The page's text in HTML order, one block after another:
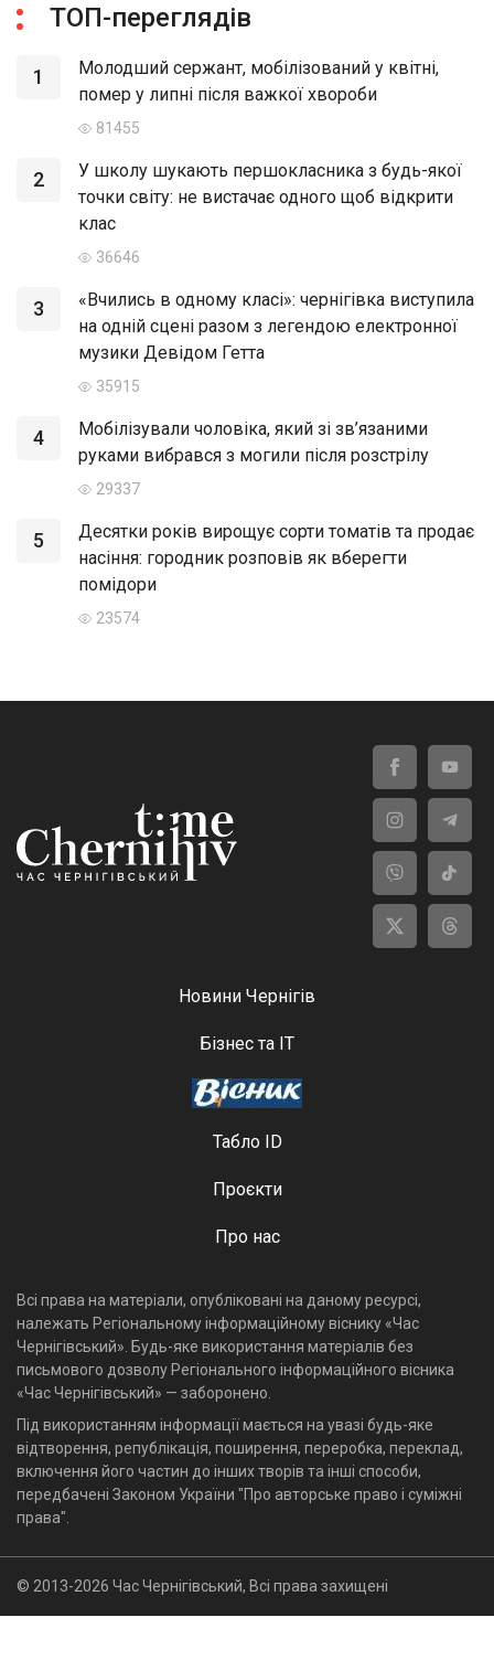
ТОП-переглядів
1
Молодший сержант, мобілізований у квітні,
помер у липні після важкої хвороби
81455
2
У школу шукають першокласника з будь-якої
точки світу: не вистачає одного щоб відкрити
клас
36646
3
«Вчились в одному класі»: чернігівка виступила
на одній сцені разом з легендою електронної
музики Девідом Гетта
35915
4
Мобілізували чоловіка, який зі зв’язаними
руками вибрався з могили після розстрілу
29337
5
Десятки років вирощує сорти томатів та продає
насіння: городник розповів як вберегти
помідори
23574
Новини Чернігів
Бізнес та ІТ
Табло ID
Проєкти
Про нас
Всі права на матеріали, опубліковані на даному ресурсі,
належать Регіональному інформаційному віснику «Час
Чернігівський». Будь-яке використання матеріалів без
письмового дозволу Регіонального інформаційного вісника
«Час Чернігівський» — заборонено.
Під використанням інформації мається на увазі будь-яке
відтворення, републікація, поширення, переробка, переклад,
включення його частин до інших творів та інші способи,
передбачені Законом України "Про авторське право і суміжні
права".
© 2013-2026 Час Чернігівський, Всі права захищені